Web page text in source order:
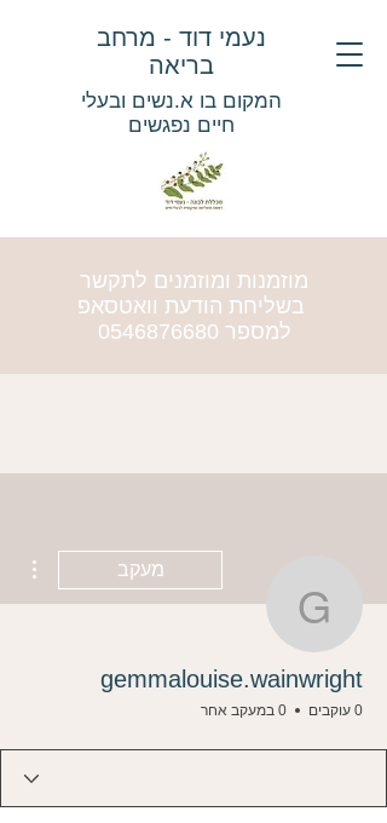
נעמי דוד - מרחב
בריאה
המקום בו א.נשים ובעלי
חיים נפגשים
מוזמנות ומוזמנים לתקשר
בשליחת הודעת וואטסאפ
למספר 0546876680
מעקב
gemmalouise.wainwright
0 עוקבים 0 במעקב אחר